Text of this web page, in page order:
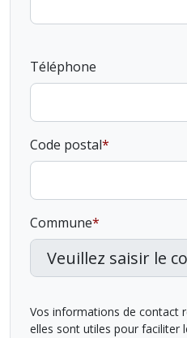
Téléphone
Code postal
Commune
Vos informations de contact
elles sont utiles pour faciliter